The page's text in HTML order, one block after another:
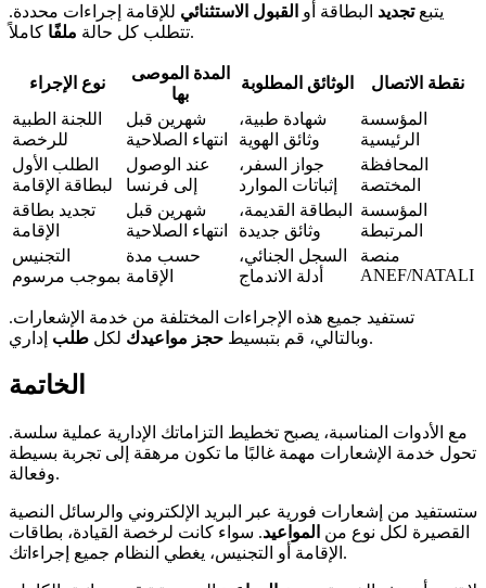
يتبعتجديد البطاقة أو القبول الاستثنائي للإقامة إجراءات محددة.
تتطلب كل حالة ملفًا كاملاً.
نوع الإجراء
المدة الموصى
بها
الوثائق المطلوبة
نقطة الاتصال
اللجنة الطبية
للرخصة
شهرين قبل
انتهاء الصلاحية
شهادة طبية،
وثائق الهوية
المؤسسة
الرئيسية
الطلب الأول
لبطاقة الإقامة
عند الوصول
إلى فرنسا
جواز السفر،
إثباتات الموارد
المحافظة
المختصة
تجديد بطاقة
الإقامة
شهرين قبل
انتهاء الصلاحية
البطاقة القديمة،
وثائق جديدة
المؤسسة
المرتبطة
التجنيس
بموجب مرسوم
حسب مدة
الإقامة
السجل الجنائي،
أدلة الاندماج
منصة
ANEF/NATALI
تستفيد جميع هذه الإجراءات المختلفة من خدمة الإشعارات.
وبالتالي، قم بتبسيط حجز مواعيدك لكل طلب إداري.
الخاتمة
مع الأدوات المناسبة، يصبح تخطيط التزاماتك الإدارية عملية سلسة.
تحول خدمة الإشعارات مهمة غالبًا ما تكون مرهقة إلى تجربة بسيطة
وفعالة.
ستستفيد من إشعارات فورية عبر البريد الإلكتروني والرسائل النصية
القصيرة لكل نوع من المواعيد. سواء كانت لرخصة القيادة، بطاقات
الإقامة أو التجنيس، يغطي النظام جميع إجراءاتك.